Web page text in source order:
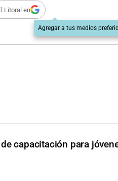
Litoral en
Agregar a tus medios
capacitación para